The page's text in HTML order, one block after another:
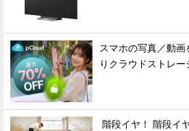
スマホの写真／動画
りクラウドストレー
階段イヤ！ 階段イ